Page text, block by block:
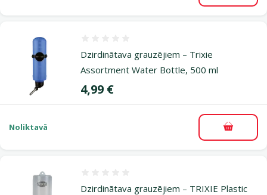
Dzirdinātava grauzējiem – Trixie
Assortment Water Bottle, 500 ml
Cena
4,99 €
Noliktavā
Dzirdinātava grauzējiem – TRIXIE Plastic